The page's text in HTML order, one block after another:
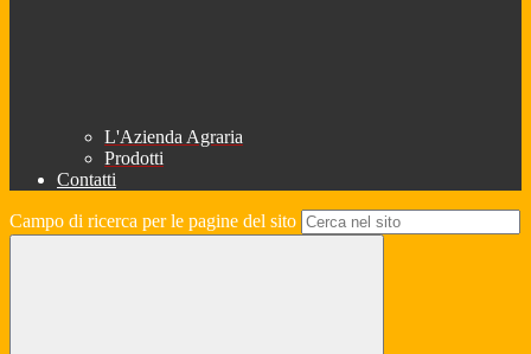
L'Azienda Agraria
Prodotti
Contatti
Campo di ricerca per le pagine del sito